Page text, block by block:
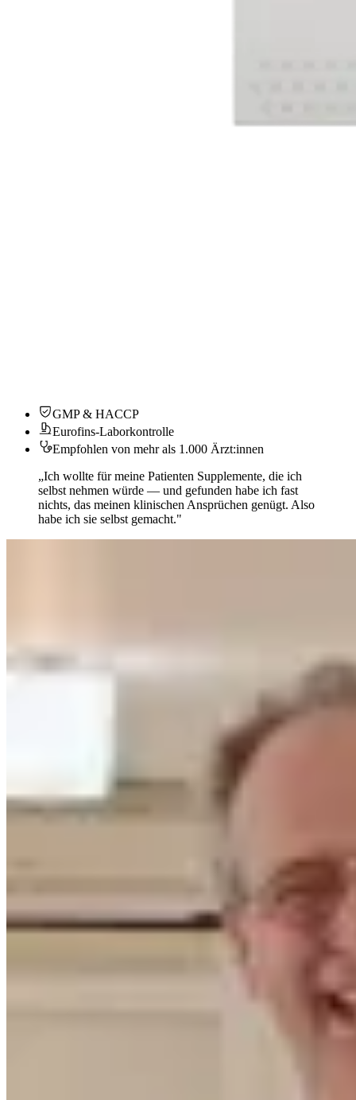
GMP & HACCP
Eurofins-Laborkontrolle
Empfohlen von mehr als 1.000 Ärzt:innen
„Ich wollte für meine Patienten Supplemente, die ich
selbst nehmen würde — und gefunden habe ich fast
nichts, das meinen klinischen Ansprüchen genügt. Also
habe ich sie selbst gemacht."